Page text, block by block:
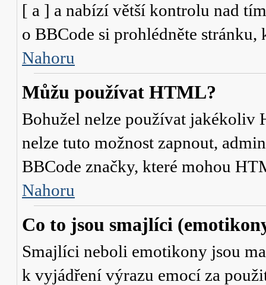
[ a ] a nabízí větší kontrolu nad
o BBCode si prohlédněte
Nahoru
Můžu používat HTML?
Bohužel nelze používat jakékoliv
nelze tuto možnost zapnout,
BBCode značky, které mohou
Nahoru
Co to jsou smajlíci
Smajlíci neboli emotikony jsou
k vyjádření výrazu emocí za